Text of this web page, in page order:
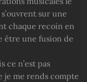
sur une
chaque recoin en
être une fusion de
ce n’est pas
je me rends compte